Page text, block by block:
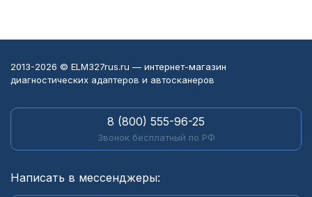
2013-2026 © ELM327rus.ru — интернет-магазин
диагностических адаптеров и автосканеров
8 (800) 555-96-25
Звонок бесплатный по РФ
Написать в мессенджеры: